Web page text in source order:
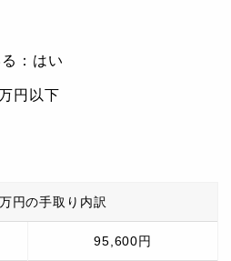
：はい
円以下
円の手取り内訳
95,600円